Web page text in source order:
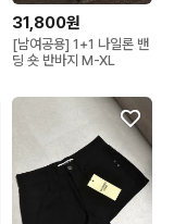
31,800원
[남여공용] 1+1 나일론 밴
딩 숏 반바지 M-XL